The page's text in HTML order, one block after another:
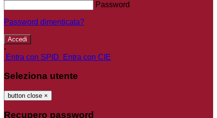
Password
Password dimenticata?
-
Entra con SPID
Entra con CIE
Seleziona utente
button close ×
Recupero password